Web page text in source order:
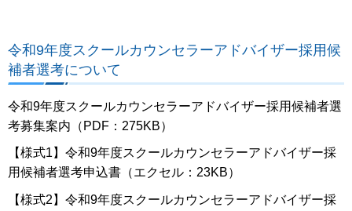
令和9年度スクールカウンセラーアドバイザー採用候
補者選考について
令和9年度スクールカウンセラーアドバイザー採用候補者選
考募集案内（PDF：275KB）
【様式1】令和9年度スクールカウンセラーアドバイザー採
用候補者選考申込書（エクセル：23KB）
【様式2】令和9年度スクールカウンセラーアドバイザー採